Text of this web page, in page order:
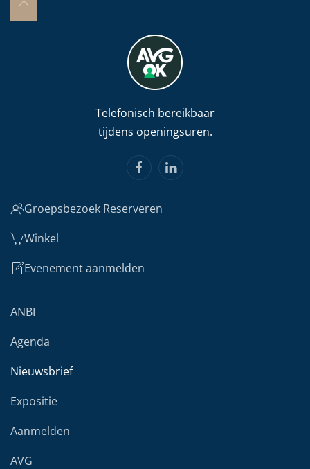
Telefonisch bereikbaar
tijdens openingsuren.
Groepsbezoek Reserveren
Winkel
Evenement aanmelden
ANBI
Agenda
Nieuwsbrief
Expositie
Aanmelden
AVG